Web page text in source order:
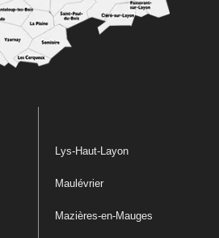
Lys-Haut-Layon
Maulévrier
Mazières-en-Mauges